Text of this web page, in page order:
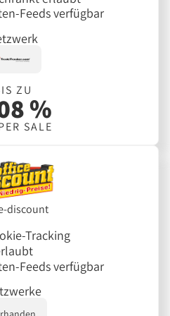
Feeds verfügbar
ZU
%
SALE
discount
Tracking
Feeds verfügbar